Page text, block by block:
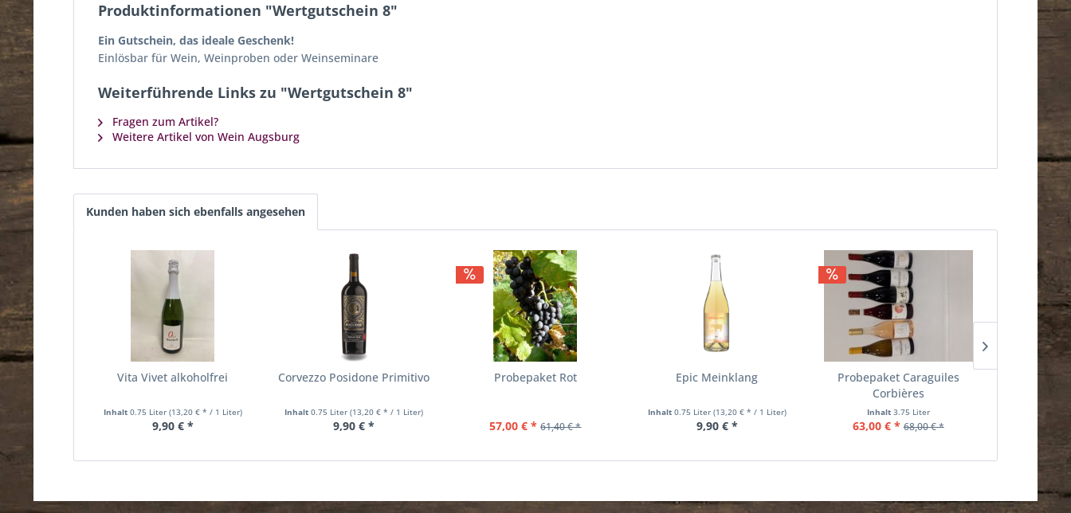
Produktinformationen "Wertgutschein 8"
Ein Gutschein, das ideale Geschenk!
Einlösbar für Wein, Weinproben oder Weinseminare
Weiterführende Links zu "Wertgutschein 8"
Fragen zum Artikel?
Weitere Artikel von Wein Augsburg
Kunden haben sich ebenfalls angesehen
Vita Vivet alkoholfrei
Inhalt 0.75 Liter (13,20 € * / 1 Liter)
9,90 € *
Corvezzo Posidone Primitivo
Inhalt0.75 Liter(13,20 € * / 1 Liter)
9,90 € *
Probepaket Rot
57,00 € * 61,40 € *
Epic Meinklang
Inhalt 0.75 Liter (13,20 € * / 1 Liter)
9,90 € *
Probepaket Caraguiles
Corbières
Inhalt 3.75 Liter
63,00 € * 68,00 € *
0.75